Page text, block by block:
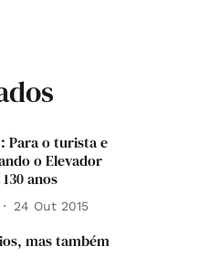
Para o turista e
o Elevador
anos
24 Out 2015
mas também